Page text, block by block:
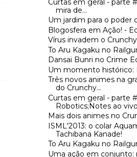
Curtas em geral - parte
mira de...
Um jardim para o poder
Blogosfera em Ação! -
Vírus invadem o
To Aru Kagaku no
Dansai Bunri no Crime
Um momento histórico:
Três novos animes na
do Crunchy...
Curtas em geral - parte
Robotics;Notes ao
Mais dois animes no
ISML'2013: o colar
Tachibana Kanade!
To Aru Kagaku no
Uma ação em conjunto: